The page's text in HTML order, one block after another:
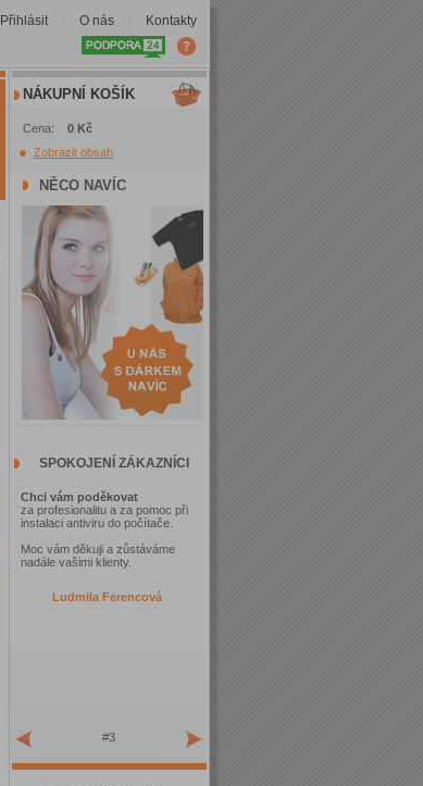
Přihlásit O nás Kontakty
NÁKUPNÍ KOŠÍK
Cena: 0 Kč
Zobrazit obsah
NĚCO NAVÍC
SPOKOJENÍ ZÁKAZNÍCI
Chci vám poděkovat
za profesionalitu a za pomoc při
instalaci antiviru do počítače.
Moc vám děkuji a zůstáváme
nadále vašimi klienty.
Ludmila Ferencová
#3